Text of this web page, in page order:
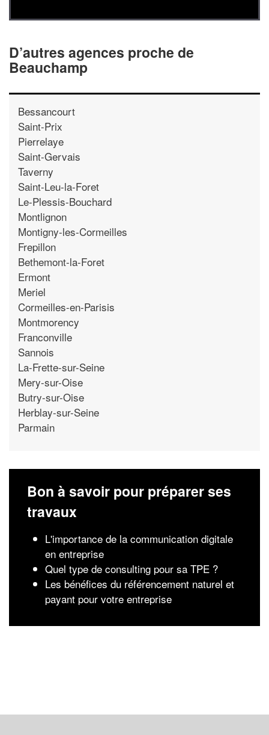
D’autres agences proche de
Beauchamp
Bessancourt
Saint-Prix
Pierrelaye
Saint-Gervais
Taverny
Saint-Leu-la-Foret
Le-Plessis-Bouchard
Montlignon
Montigny-les-Cormeilles
Frepillon
Bethemont-la-Foret
Ermont
Meriel
Cormeilles-en-Parisis
Montmorency
Franconville
Sannois
La-Frette-sur-Seine
Mery-sur-Oise
Butry-sur-Oise
Herblay-sur-Seine
Parmain
Bon à savoir pour préparer ses
travaux
L'importance de la communication digitale
en entreprise
Quel type de consulting pour sa TPE ?
Les bénéfices du référencement naturel et
payant pour votre entreprise